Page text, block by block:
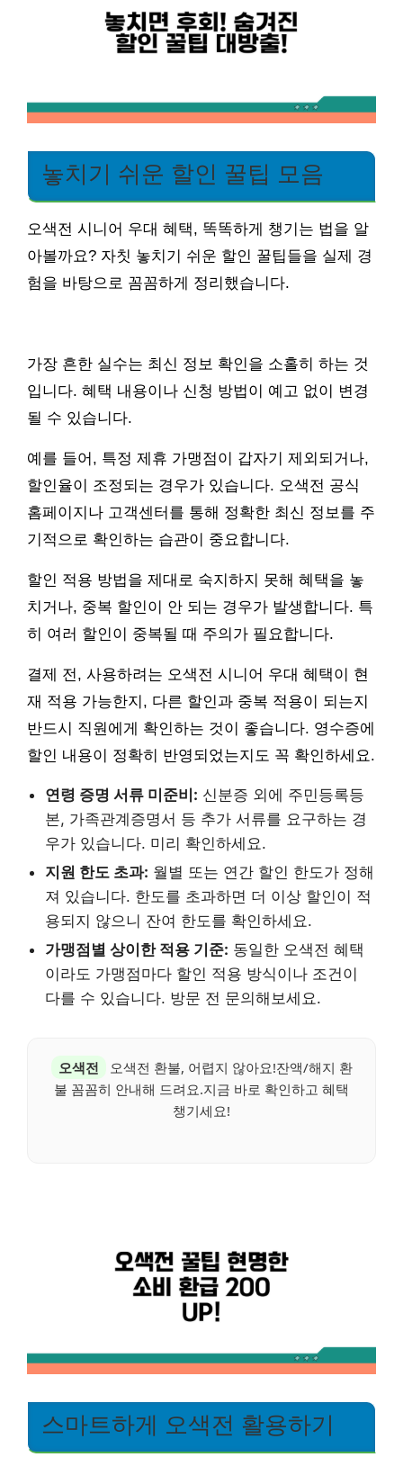
놓치기 쉬운 할인 꿀팁 모음
오색전 시니어 우대 혜택, 똑똑하게 챙기는 법을 알
아볼까요? 자칫 놓치기 쉬운 할인 꿀팁들을 실제 경
험을 바탕으로 꼼꼼하게 정리했습니다.
가장 흔한 실수는 최신 정보 확인을 소홀히 하는 것
입니다. 혜택 내용이나 신청 방법이 예고 없이 변경
될 수 있습니다.
예를 들어, 특정 제휴 가맹점이 갑자기 제외되거나,
할인율이 조정되는 경우가 있습니다. 오색전 공식
홈페이지나 고객센터를 통해 정확한 최신 정보를 주
기적으로 확인하는 습관이 중요합니다.
할인 적용 방법을 제대로 숙지하지 못해 혜택을 놓
치거나, 중복 할인이 안 되는 경우가 발생합니다. 특
히 여러 할인이 중복될 때 주의가 필요합니다.
결제 전, 사용하려는 오색전 시니어 우대 혜택이 현
재 적용 가능한지, 다른 할인과 중복 적용이 되는지
반드시 직원에게 확인하는 것이 좋습니다. 영수증에
할인 내용이 정확히 반영되었는지도 꼭 확인하세요.
연령 증명 서류 미준비: 신분증 외에 주민등록등
본, 가족관계증명서 등 추가 서류를 요구하는 경
우가 있습니다. 미리 확인하세요.
지원 한도 초과: 월별 또는 연간 할인 한도가 정해
져 있습니다. 한도를 초과하면 더 이상 할인이 적
용되지 않으니 잔여 한도를 확인하세요.
가맹점별 상이한 적용 기준: 동일한 오색전 혜택
이라도 가맹점마다 할인 적용 방식이나 조건이
다를 수 있습니다. 방문 전 문의해보세요.
오색전
오색전 환불, 어렵지 않아요!잔액/해지 환
불 꼼꼼히 안내해 드려요.지금 바로 확인하고 혜택
챙기세요!
스마트하게 오색전 활용하기